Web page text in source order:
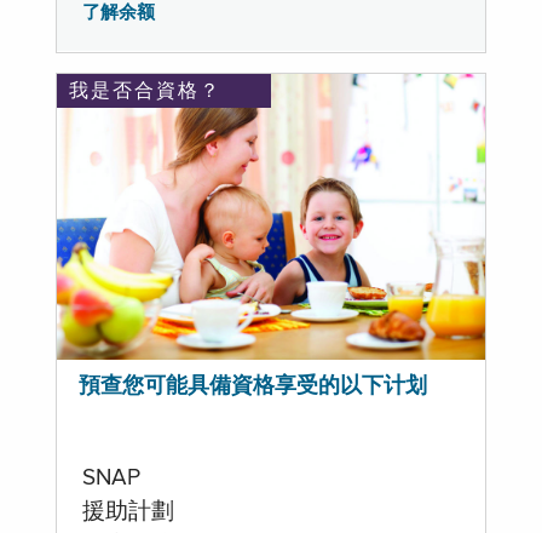
了解余额
我是否合資格？
預查您可能具備資格享受的以下计划
SNAP
援助計劃